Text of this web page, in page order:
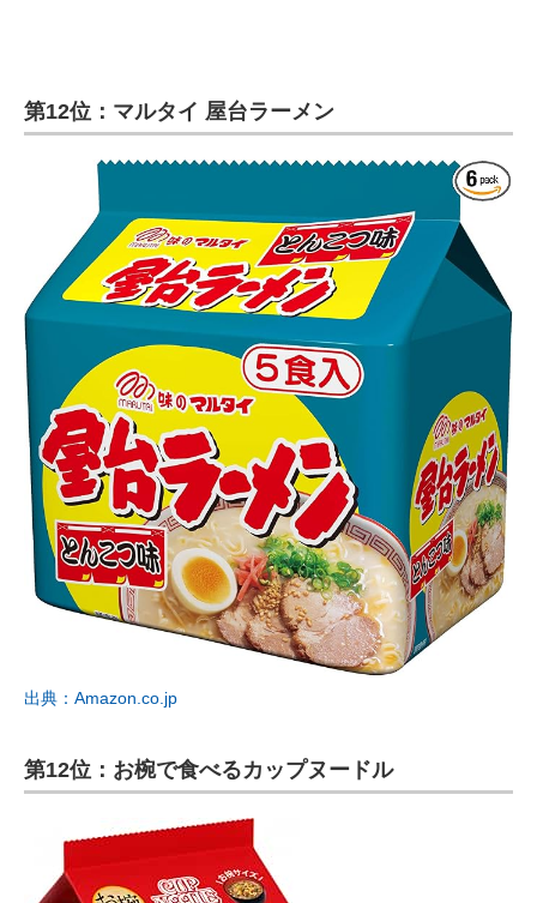
第12位：マルタイ 屋台ラーメン
出典：Amazon.co.jp
第12位：お椀で食べるカップヌードル